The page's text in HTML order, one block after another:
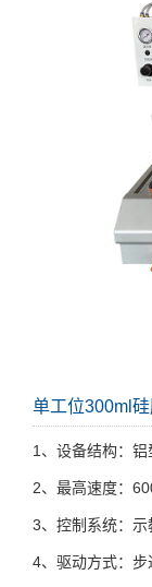
单工位300ml
1、设备结构：铝
2、最高速度：
3、控制系统：示
4、驱动方式：步